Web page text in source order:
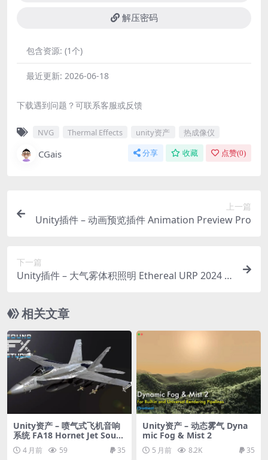
解压密码
包含资源: (1个)
最近更新: 2026-06-18
下载遇到问题？可联系客服或反馈
NVG Thermal Effects unity资产 热成像仪
CGais 分享 收藏 点赞(0)
上一篇
Unity插件 – 动画预览插件 Animation Preview Pro
下一篇
Unity插件 – 大气雾体积照明 Ethereal URP 2024 –
相关文章
Unity资产 – 喷气式飞机音响
系统 FA18 Hornet Jet Soun
d System
4 月前 59 35
Unity资产 – 动态雾气 Dyna
mic Fog & Mist 2
5 月前 8.2K 35